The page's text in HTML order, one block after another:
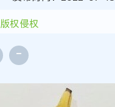
版权侵权
-